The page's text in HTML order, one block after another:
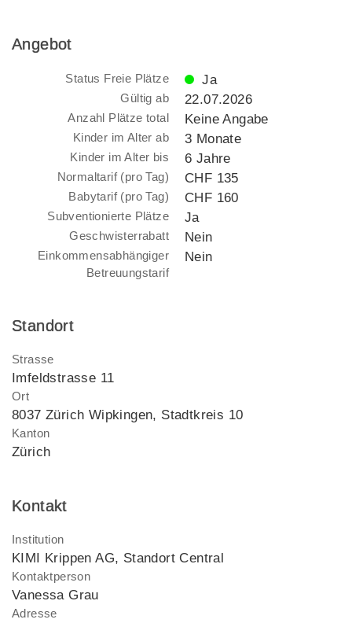
Angebot
Status Freie Plätze Ja
Gültig ab 22.07.2026
Anzahl Plätze total Keine Angabe
Kinder im Alter ab 3 Monate
Kinder im Alter bis 6 Jahre
Normaltarif (pro Tag) CHF 135
Babytarif (pro Tag) CHF 160
Subventionierte Plätze Ja
Geschwisterrabatt Nein
Einkommensabhängiger
Betreuungstarif
Nein
Standort
Strasse
Imfeldstrasse 11
Ort
8037 Zürich Wipkingen, Stadtkreis 10
Kanton
Zürich
Kontakt
Institution
KIMI Krippen AG, Standort Central
Kontaktperson
Vanessa Grau
Adresse